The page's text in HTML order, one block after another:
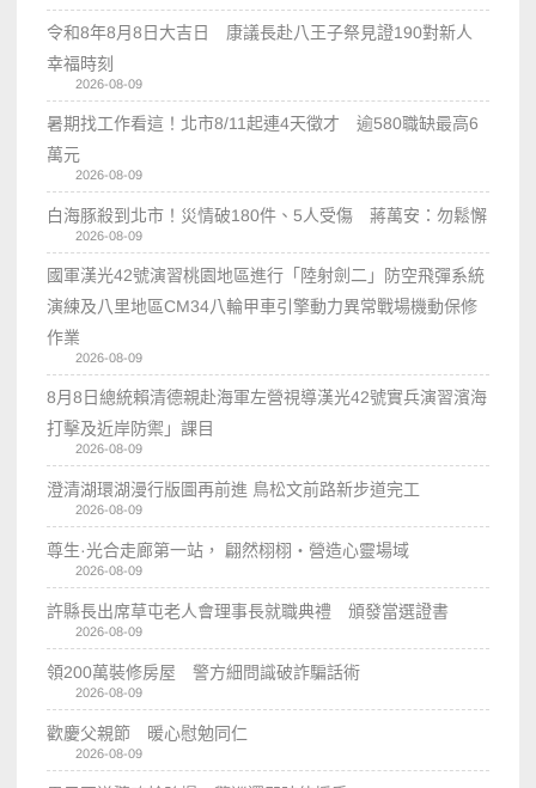
令和8年8月8日大吉日 康議長赴八王子祭見證190對新人
幸福時刻
2026-08-09
暑期找工作看這！北市8/11起連4天徵才 逾580職缺最高6
萬元
2026-08-09
白海豚殺到北市！災情破180件、5人受傷 蔣萬安：勿鬆懈
2026-08-09
國軍漢光42號演習桃園地區進行「陸射劍二」防空飛彈系統
演練及八里地區CM34八輪甲車引擎動力異常戰場機動保修
作業
2026-08-09
8月8日總統賴清德親赴海軍左營視導漢光42號實兵演習濱海
打擊及近岸防禦」課目
2026-08-09
澄清湖環湖漫行版圖再前進 鳥松文前路新步道完工
2026-08-09
尊生·光合走廊第一站， 翩然栩栩・營造心靈場域
2026-08-09
許縣長出席草屯老人會理事長就職典禮 頒發當選證書
2026-08-09
領200萬裝修房屋 警方細問識破詐騙話術
2026-08-09
歡慶父親節 暖心慰勉同仁
2026-08-09